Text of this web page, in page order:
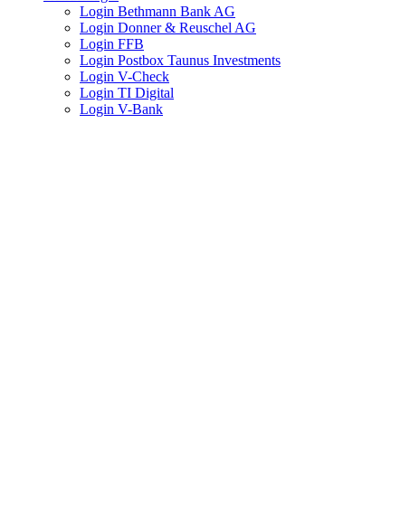
Login Bethmann Bank AG
Login Donner & Reuschel AG
Login FFB
Login Postbox Taunus Investments
Login V-Check
Login TI Digital
Login V-Bank